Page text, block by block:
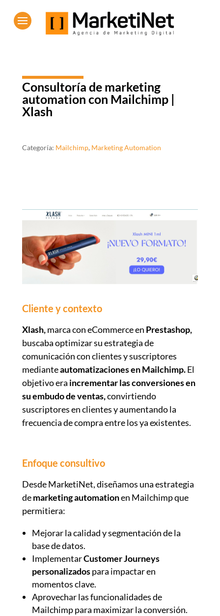
Consultoría de marketing
automation con Mailchimp |
Xlash
Categoría: Mailchimp, Marketing Automation
Cliente y contexto
Xlash,marca con eCommerce en Prestashop,
buscaba optimizar su estrategia de
comunicación con clientes y suscriptores
medianteautomatizaciones en Mailchimp.El
objetivo era incrementar las conversiones en
su embudo de ventas,convirtiendo
suscriptores en clientes y aumentando la
frecuencia de compra entre los ya existentes.
Enfoque consultivo
Desde MarketiNet, diseñamos una estrategia
demarketing automationen Mailchimp que
permitiera:
Mejorar la calidad y segmentación de la
base de datos.
ImplementarCustomer Journeys
personalizadospara impactar en
momentos clave.
Aprovechar las funcionalidades de
Mailchimp para maximizar la conversión.